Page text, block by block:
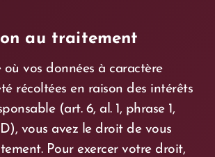
au traitement
où vos données à caractère
récoltées en raison des intérêts
(art. 6, al. 1, phrase 1,
vous avez le droit de vous
Pour exercer votre droit,